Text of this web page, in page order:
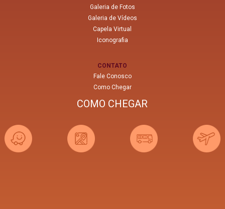
Galeria de Fotos
Galeria de Vídeos
Capela Virtual
Iconografia
CONTATO
Fale Conosco
Como Chegar
COMO CHEGAR